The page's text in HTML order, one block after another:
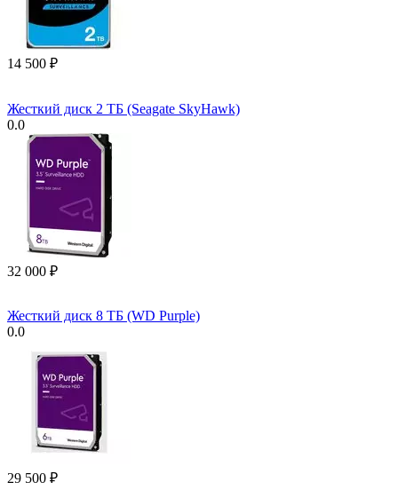
14 500 ₽
Жесткий диск 2 ТБ (Seagate SkyHawk)
0.0
32 000 ₽
Жесткий диск 8 ТБ (WD Purple)
0.0
29 500 ₽